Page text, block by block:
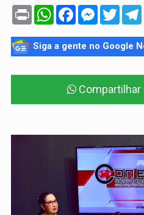
Print WhatsAppFacebookMessenger
Siga a gente no Google
Compartilhar